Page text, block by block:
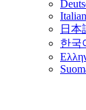
日本
한국